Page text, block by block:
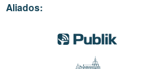
Aliados: